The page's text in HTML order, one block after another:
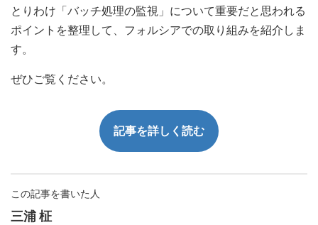
とりわけ「バッチ処理の監視」について重要だと思われる
ポイントを整理して、フォルシアでの取り組みを紹介しま
す。
ぜひご覧ください。
記事を詳しく読む
この記事を書いた人
三浦 柾